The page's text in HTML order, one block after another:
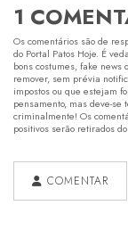
1
Os comentários são de
do Portal Patos Hoje. É
bons costumes, fake
remover, sem prévia
impostos ou que estejam
pensamento, mas deve-
criminalmente! Os
positivos serão retirados
COMENTAR